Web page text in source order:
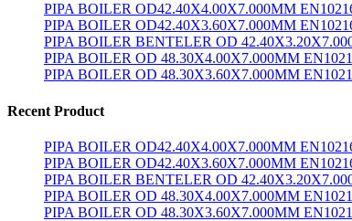
PIPA BOILER OD42.40X4.00X7.000MM
PIPA BOILER OD42.40X3.60X7.000MM
PIPA BOILER BENTELER OD
PIPA BOILER OD 48.30X4.00X7.000MM
PIPA BOILER OD 48.30X3.60X7.000MM
Recent Product
PIPA BOILER OD42.40X4.00X7.000MM
PIPA BOILER OD42.40X3.60X7.000MM
PIPA BOILER BENTELER OD
PIPA BOILER OD 48.30X4.00X7.000MM
PIPA BOILER OD 48.30X3.60X7.000MM